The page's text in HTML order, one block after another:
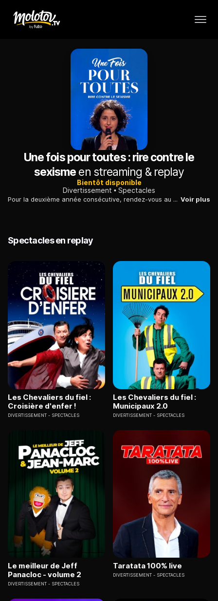
Une fois pour toutes : rire contre le
sexisme en streaming & replay
Bientôt disponible
Divertissement
Spectacles
Pour la deuxième année consécutive, rendez-vous au «Palace» pour célébrer les femmes. Pendant une heure et demie, humoristes, comédiens, comédiennes, chanteurs et chanteuses se moquent des stéréotypes. Voir plus
Spectacles en replay
Les Chevaliers du fiel :
Croisière d'enfer !
DIVERTISSEMENT SPECTACLES
Les Chevaliers du fiel :
Municipaux 2.0
DIVERTISSEMENT SPECTACLES
Le meilleur de Jeff
Panacloc - volume 2
DIVERTISSEMENT SPECTACLES
Taratata 100% live
DIVERTISSEMENT SPECTACLES